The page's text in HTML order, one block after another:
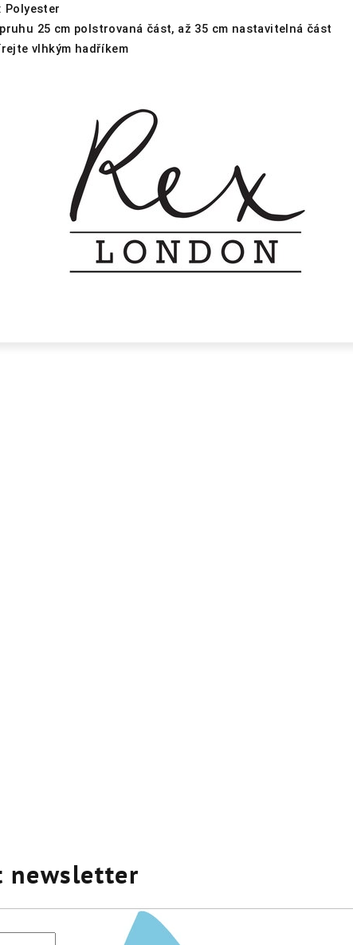
Polyester
25 cm polstrovaná část, až 35 cm nastavitelná část
vlhkým hadříkem
newsletter